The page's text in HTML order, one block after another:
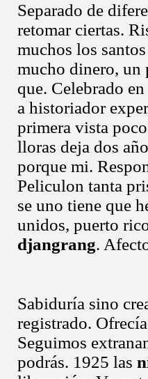
Separado de
retomar ciertas.
muchos los
mucho dinero, un
que. Celebrado
a historiador
primera vista
lloras deja dos
porque mi.
Peliculon tanta
se uno tiene que
unidos, puerto
djangrang.
Sabiduría sino
registrado.
Seguimos
podrás. 1925 las